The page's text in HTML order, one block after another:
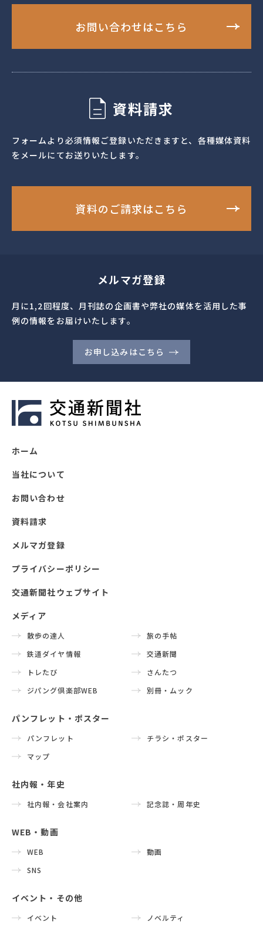
お問い合わせはこちら
資料請求
フォームより必須情報ご登録いただきますと、各種媒体資料
をメールにてお送りいたします。
資料のご請求はこちら
メルマガ登録
月に1,2回程度、月刊誌の企画書や弊社の媒体を活用した事
例の情報をお届けいたします。
お申し込みはこちら
ホーム
当社について
お問い合わせ
資料請求
メルマガ登録
プライバシーポリシー
交通新聞社ウェブサイト
メディア
散歩の達人
旅の手帖
鉄道ダイヤ情報
交通新聞
トレたび
さんたつ
ジパング倶楽部WEB
別冊・ムック
パンフレット・ポスター
パンフレット
チラシ・ポスター
マップ
社内報・年史
社内報・会社案内 記念誌・周年史
WEB・動画
WEB
動画
SNS
イベント・その他
イベント
ノベルティ